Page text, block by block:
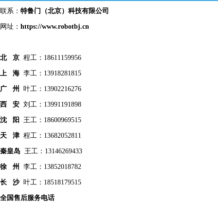
联系： 特鲁门 （北京）科技有限公司
网址： https://www.robotbj.cn
北 京 程工：18611159956
上 海 李工：13918281815
广 州 叶工：13902216276
西 安 刘工：13991191898
沈 阳 王工：18600969515
天 津 程工：13682052811
秦皇岛 王工：13146269433
徐 州 李工：13852018782
长 沙叶工：18518179515
全国售后服务电话